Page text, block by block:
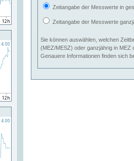
Zeitangabe der Messwerte in
Zeitangabe der Messwerte
Sie können auswählen, welchen
(MEZ/MESZ) oder ganzjährig in MEZ
Genauere Informationen finden sich